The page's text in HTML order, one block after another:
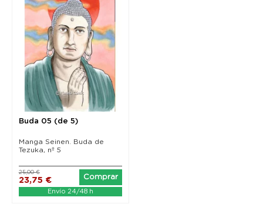
Buda 05 (de 5)
Manga Seinen. Buda de
Tezuka, nº 5
23,75 €
25,00 €
Comprar
Envío 24/48 h